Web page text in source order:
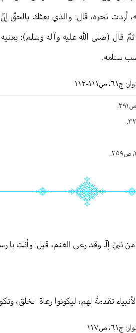
أردت نحره، قال: والذي بعثك بالحقّ
قال (صلى الله عليه وآله وسلم): بعنيه،
سنامه.
ج٦١، ص١١١-١١٢
نبيّ إلّا وقد رعى الغنم، قيل: وأنت يا
تقدمةً لهم، ليكونوا رعاة الخلق،
ج٦١، ص١١٧